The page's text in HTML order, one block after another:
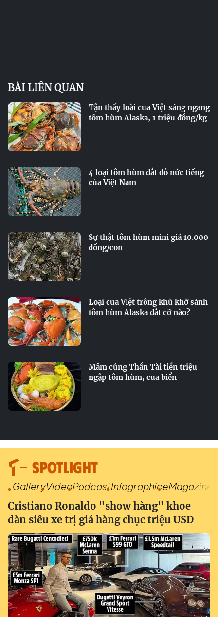
BÀI LIÊN QUAN
Tận thấy loài cua Việt sáng ngang
tôm hùm Alaska, 1 triệu đồng/kg
4 loại tôm hùm đắt đỏ nức tiếng
của Việt Nam
Sự thật tôm hùm mini giá 10.000
đồng/con
Loại cua Việt trông khù khờ sánh
tôm hùm Alaska đắt cỡ nào?
Mâm cúng Thần Tài tiền triệu
ngập tôm hùm, cua biển
SPOTLIGHT
GalleryVideoPodcastInfographiceMagazine
Cristiano Ronaldo "show hàng" khoe
dàn siêu xe trị giá hàng chục triệu USD